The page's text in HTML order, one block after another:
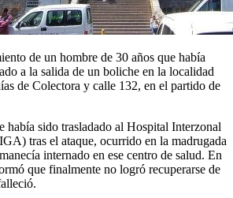
de un hombre de 30 años que había
a la salida de un boliche en la localidad
de Colectora y calle 132, en el partido de
había sido trasladado al Hospital Interzonal
tras el ataque, ocurrido en la madrugada
internado en ese centro de salud. En
que finalmente no logró recuperarse de